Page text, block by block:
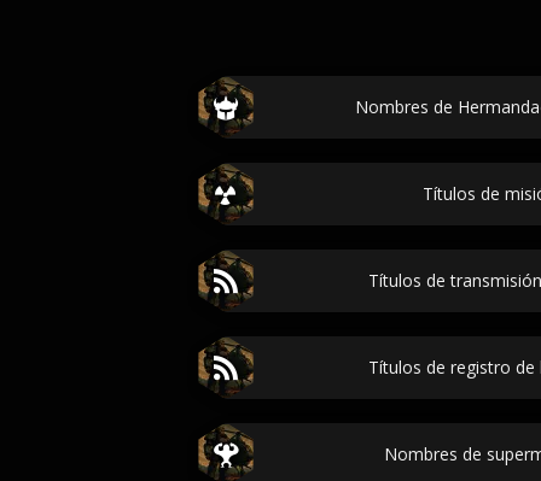
Nombres de
Títulos de
Títulos de
Títulos de registro
Nombres de